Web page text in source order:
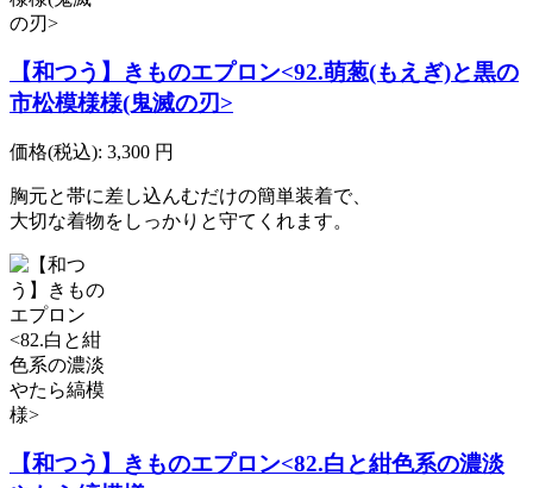
【和つう】きものエプロン<92.萌葱(もえぎ)と黒の
市松模様様(鬼滅の刃>
価格(税込): 3,300 円
胸元と帯に差し込んむだけの簡単装着で、
大切な着物をしっかりと守てくれます。
【和つう】きものエプロン<82.白と紺色系の濃淡